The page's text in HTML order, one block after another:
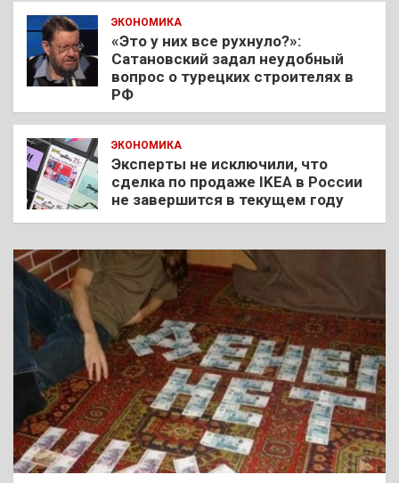
ЭКОНОМИКА
«Это у них все рухнуло?»:
Сатановский задал неудобный
вопрос о турецких строителях в
РФ
ЭКОНОМИКА
Эксперты не исключили, что
сделка по продаже IKEA в России
не завершится в текущем году